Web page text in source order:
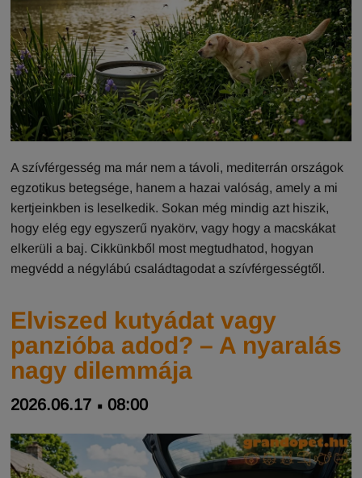
A szívférgesség ma már nem a távoli, mediterrán országok
egzotikus betegsége, hanem a hazai valóság, amely a mi
kertjeinkben is leselkedik. Sokan még mindig azt hiszik,
hogy elég egy egyszerű nyakörv, vagy hogy a macskákat
elkerüli a baj. Cikkünkből most megtudhatod, hogyan
megvédd a négylábú családtagodat a szívférgességtől.
Elviszed kutyádat vagy
panzióba adod? – A nyaralás
nagy dilemmája
2026.06.17 08:00